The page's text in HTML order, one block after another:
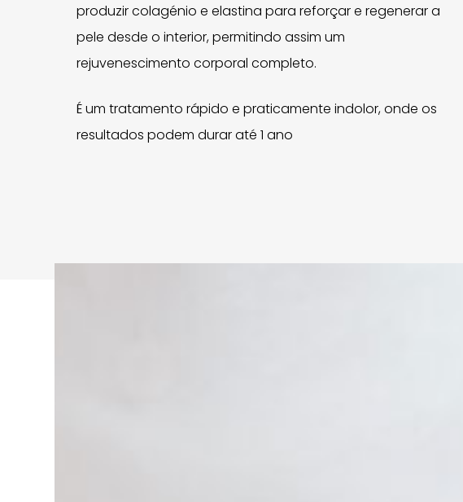
produzir colagénio e elastina para reforçar e regenerar a
pele desde o interior, permitindo assim um
rejuvenescimento corporal completo.
É um tratamento rápido e praticamente indolor, onde os
resultados podem durar até 1 ano